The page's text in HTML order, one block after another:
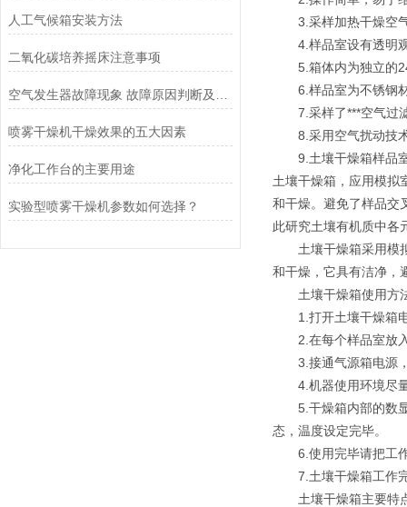
人工气候箱安装方法
二氧化碳培养摇床注意事项
喷雾干燥机干燥效果的五大因素
净化工作台的主要用途
实验型喷雾干燥机参数如何选择？
3.采样加热干燥空气
4.样品室设有透明观
5.箱体内为独立的24
6.样品室为不锈钢材
7.采样了***空气过滤
8.采用空气扰动技术
9.土壤干燥箱样品室
土壤干燥箱，应用模拟
和干燥。避免了样品交
此研究土壤有机质中各
土壤干燥箱采用模拟
和干燥，它具有洁净，
土壤干燥箱使用方
1.打开土壤干燥箱电
2.在每个样品室放入
3.接通气源箱电源，
4.机器使用环境尽量
5.干燥箱内部的数显
态，温度设定完毕。
6.使用完毕请把工作
7.土壤干燥箱工作完
土壤干燥箱主要特